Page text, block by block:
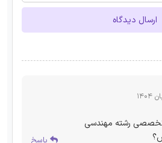
ارسال دیدگاه
رشته مهندسی